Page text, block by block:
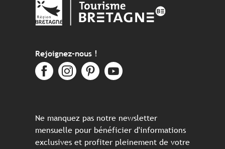
Rejoignez-nous !
Ne manquez pas notre newsletter
mensuelle pour bénéficier d'informations
exclusives et profiter pleinement de votre